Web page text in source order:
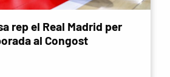
rep el Real Madrid per
al Congost